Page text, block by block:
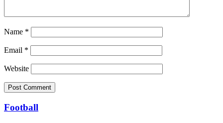
Name *
Email *
Website
Football